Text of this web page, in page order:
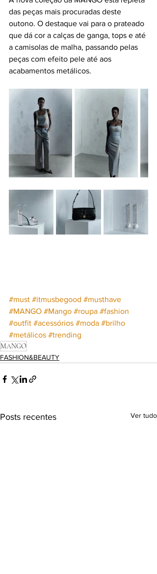
das peças mais procuradas deste
outono. O destaque vai para o prateado
que dá cor a calças de ganga, tops e até
a camisolas de malha, passando pelas
peças com efeito pele até aos
acabamentos metálicos.
#must #itmusbegood #musthave
#MANGO #Mango #roupa #fashion
#outfit #acessórios #moda #brilho
#metálicos #trending
MANGO
FASHION&BEAUTY
Posts recentes Ver tudo